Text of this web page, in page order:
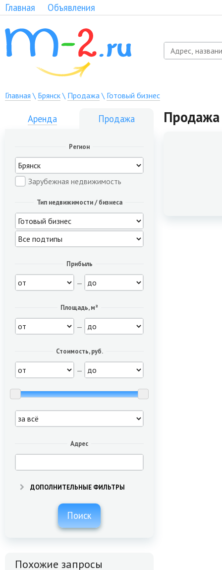
Главная Объявления
Главная \ Брянск\ Продажа\ Готовый бизнес
Аренда Продажа
Регион
Зарубежная недвижимость
Тип недвижимости / бизнеса
Прибыль
—
Площадь, м²
—
Стоимость, руб.
—
Адрес
ДОПОЛНИТЕЛЬНЫЕ ФИЛЬТРЫ
Поиск
Похожие запросы
Продажа